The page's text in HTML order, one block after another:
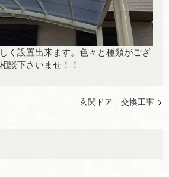
く設置出来ます。色々と種類がござ
談下さいませ！！
玄関ドア 交換工事